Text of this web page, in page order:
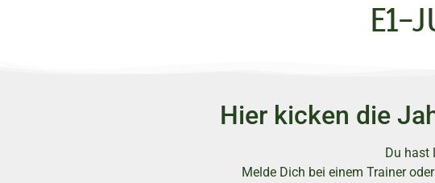
E1-
Hier kicken die
Du hast
Melde Dich bei einem Trainer